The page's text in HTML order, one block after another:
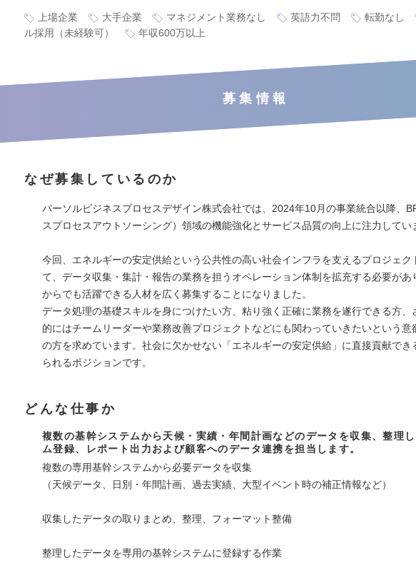
上場企業 大手企業 マネジメント業務なし 英語力不問
転勤なし
ル採用（未経験可）
年収600万以上
募集情報
なぜ募集しているのか
パーソルビジネスプロセスデザイン株式会社では、2024年10月の事業統合以降、
スプロセスアウトソーシング）領域の機能強化とサービス品質の向上に注力してい
今回、エネルギーの安定供給という公共性の高い社会インフラを支えるプロジェク
て、データ収集・集計・報告の業務を担うオペレーション体制を拡充する必要があ
からでも活躍できる人材を広く募集することになりました。
データ処理の基礎スキルを身につけたい方、粘り強く正確に業務を遂行できる方、
的にはチームリーダーや業務改善プロジェクトなどにも関わっていきたいという意
の方を求めています。社会に欠かせない「エネルギーの安定供給」に直接貢献でき
られるポジションです。
どんな仕事か
複数の基幹システムから天候・実績・年間計画などのデータを収集、整理
ム登録、レポート出力および顧客へのデータ連携を担当します。
複数の専用基幹システムから必要データを収集
（天候データ、日別・年間計画、過去実績、大型イベント時の補正情報など）
収集したデータの取りまとめ、整理、フォーマット整備
整理したデータを専用の基幹システムに登録する作業